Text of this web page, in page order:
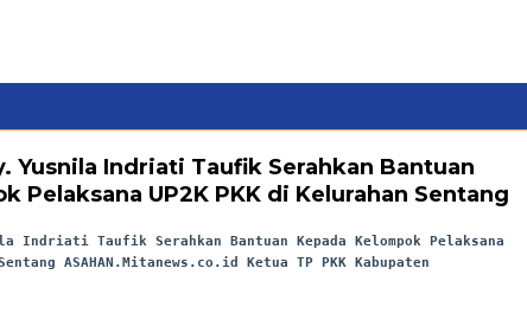
Yusnila Indriati Taufik Serahkan Bantuan
Pelaksana UP2K PKK di Kelurahan Sentang
Indriati Taufik Serahkan Bantuan Kepada Kelompok Pelaksana
ASAHAN.Mitanews.co.id Ketua TP PKK Kabupaten